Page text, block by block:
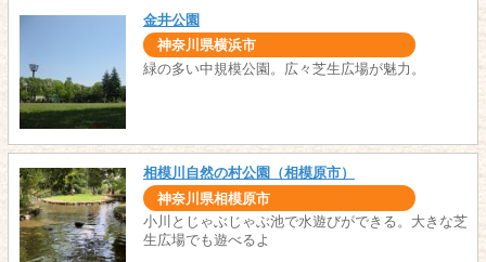
金井公園
神奈川県横浜市
緑の多い中規模公園。広々芝生広場が魅力。
相模川自然の村公園（相模原市）
神奈川県相模原市
小川とじゃぶじゃぶ池で水遊びができる。大きな芝
生広場でも遊べるよ